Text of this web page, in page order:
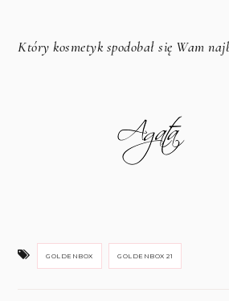
Który kosmetyk spodobał się Wam
GOLDENBOX GOLDENBOX 21